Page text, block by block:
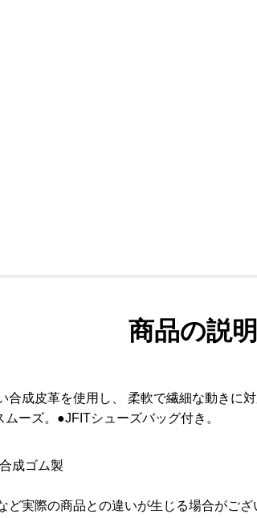
商品の説明
成皮革を使用し、 柔軟で繊細な動きに
ーズ。●JFITシューズバッグ付き。
成ゴム製
実際の商品との違いが生じる場合がござ